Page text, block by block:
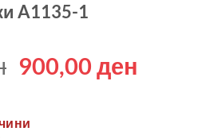
A1135-1
Original
1290,00 ден.
900,00 ден